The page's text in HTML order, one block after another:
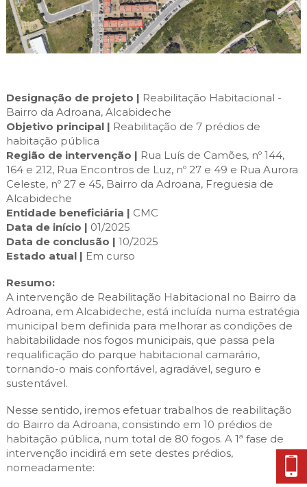
Planeamento Estratégico
Reabilitação urbana
Cascais Próxima
Economia & Inovação
Governação
Mobilidade
Sociedade & Educação
Jornal C
Agenda do executivo
VIVER
VISITAR
TEMPOS LIVRES
MOBILIDADE
INVESTIR EM CASCAIS
SERVIÇOS
MAPA DO PORTAL
Designação de projeto | Reabilitação Habitacional -
Bairro da Adroana, Alcabideche
Objetivo principal | Reabilitação de 7 prédios de
habitação pública
Região de intervenção | Rua Luís de Camões, nº 144,
164 e 212, Rua Encontros de Luz, nº 27 e 49 e Rua Aurora
Celeste, nº 27 e 45, Bairro da Adroana, Freguesia de
Alcabideche
Entidade beneficiária | CMC
Data de início | 01/2025
Data de conclusão | 10/2025
Estado atual | Em curso
Resumo:
A intervenção de Reabilitação Habitacional no Bairro da
Adroana, em Alcabideche, está incluída numa estratégia
municipal bem definida para melhorar as condições de
habitabilidade nos fogos municipais, que passa pela
requalificação do parque habitacional camarário,
tornando-o mais confortável, agradável, seguro e
sustentável.
Nesse sentido, iremos efetuar trabalhos de reabilitação
do Bairro da Adroana, consistindo em 10 prédios de
habitação pública, num total de 80 fogos. A 1ª fase de
intervenção incidirá em sete destes prédios,
nomeadamente: